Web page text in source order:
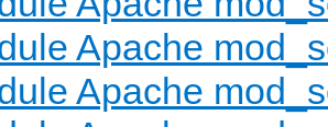
Apache
Apache